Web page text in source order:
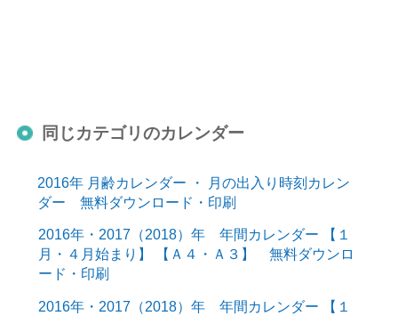
同じカテゴリのカレンダー
2016年 月齢カレンダー ・ 月の出入り時刻カレン
ダー 無料ダウンロード・印刷
2016年・2017（2018）年 年間カレンダー 【１
月・４月始まり】 【Ａ４・Ａ３】 無料ダウンロ
ード・印刷
2016年・2017（2018）年 年間カレンダー 【１